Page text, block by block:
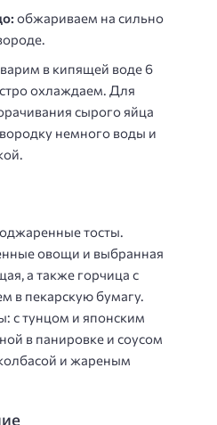
обжариваем на сильно
варим в кипящей воде 6
охлаждаем. Для
сырого яйца
немного воды и
тосты.
овощи и выбранная
а также горчица с
в пекарскую бумагу.
с тунцом и японским
в панировке и соусом
и жареным